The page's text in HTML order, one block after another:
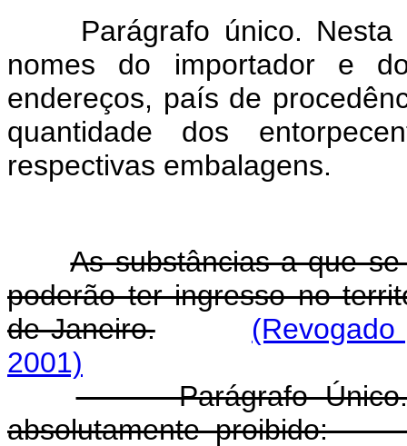
Parágrafo único. Nesta
nomes do importador e
endereços, país de
quantidade dos
respectivas embalagens.
As substâncias a que
poderão ter ingresso no
de Janeiro.
2001)
Parágrafo Único.
absolutamente